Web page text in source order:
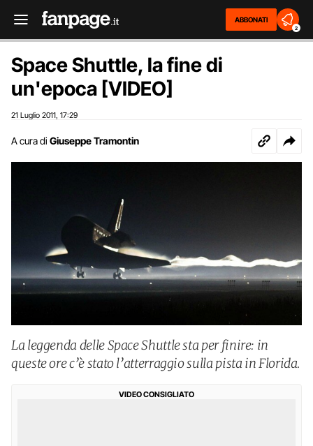
ABBONATI
2
Space Shuttle, la fine di
un'epoca [VIDEO]
21 Luglio 2011 17:29
A cura di Giuseppe Tramontin
La leggenda delle Space Shuttle sta per finire: in
queste ore c’è stato l’atterraggio sulla pista in Florida.
VIDEO CONSIGLIATO